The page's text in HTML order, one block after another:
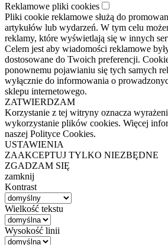
Reklamowe pliki cookies
Pliki cookie reklamowe służą do
artykułów lub wydarzeń. W tym celu
reklamy, które wyświetlają się w innych
Celem jest aby wiadomości reklamowe
dostosowane do Twoich preferencji.
ponownemu pojawianiu się tych samych
wyłącznie do informowania o
sklepu internetowego.
ZATWIERDZAM
Korzystanie z tej witryny oznacza
wykorzystanie plików cookies. Więcej
naszej Polityce Cookies.
USTAWIENIA
ZAAKCEPTUJ TYLKO NIEZBĘDNE
ZGADZAM SIĘ
zamknij
Kontrast
Wielkość tekstu
Wysokość linii